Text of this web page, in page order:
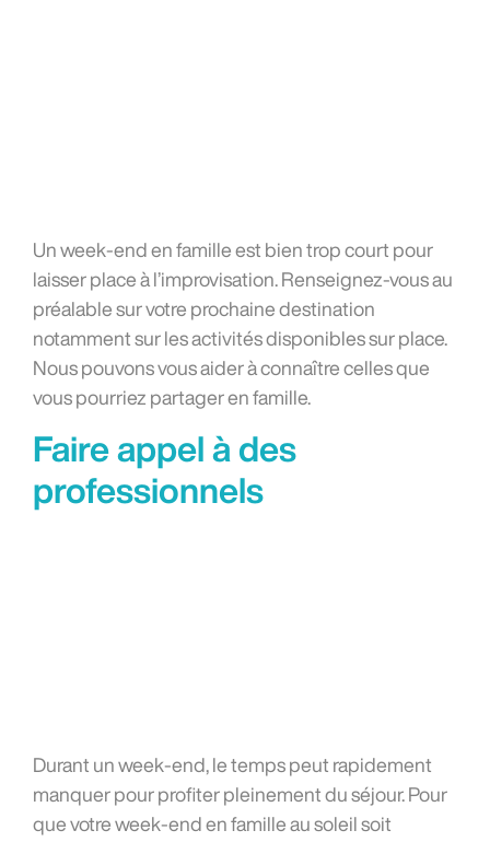
Un week-end en famille est bien trop court pour
laisser place à l’improvisation. Renseignez-vous au
préalable sur votre prochaine destination
notamment sur les activités disponibles sur place.
Nous pouvons vous aider à connaître celles que
vous pourriez partager en famille.
Faire appel à des
professionnels
Durant un week-end, le temps peut rapidement
manquer pour profiter pleinement du séjour. Pour
que votre week-end en famille au soleil soit